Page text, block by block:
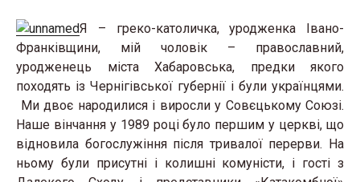
Я – греко-католичка, уродженка Івано-
Франківщини, мій чоловік – православний,
уродженець міста Хабаровська, предки якого
походять із Чернігівської губернії і були українцями.
Ми двоє народилися і виросли у Совєцькому Союзі.
Наше вінчання у 1989 році було першим у церкві, що
відновила богослужіння після тривалої перерви. На
ньому були присутні і колишні комуністи, і гості з